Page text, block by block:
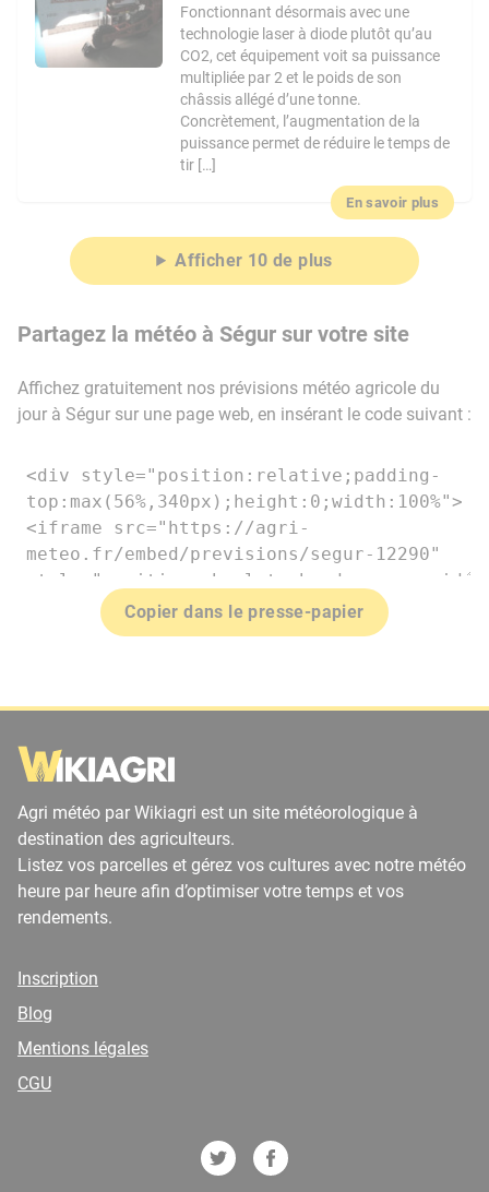
Fonctionnant désormais avec une
technologie laser à diode plutôt qu’au
CO2, cet équipement voit sa puissance
multipliée par 2 et le poids de son
châssis allégé d’une tonne.
Concrètement, l’augmentation de la
puissance permet de réduire le temps de
tir […]
En savoir plus
Afficher 10 de plus
Partagez la météo à Ségur sur votre site
Affichez gratuitement nos prévisions météo agricole du
jour à Ségur sur une page web, en insérant le code suivant :
Copier dans le presse-papier
Agri météo par Wikiagri est un site météorologique à
destination des agriculteurs.
Listez vos parcelles et gérez vos cultures avec notre météo
heure par heure afin d’optimiser votre temps et vos
rendements.
Inscription
Blog
Mentions légales
CGU